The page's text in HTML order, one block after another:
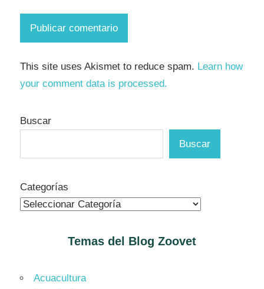
This site uses Akismet to reduce spam. Learn how
your comment data is processed.
Buscar
Buscar
Categorías
Temas del Blog Zoovet
Acuacultura